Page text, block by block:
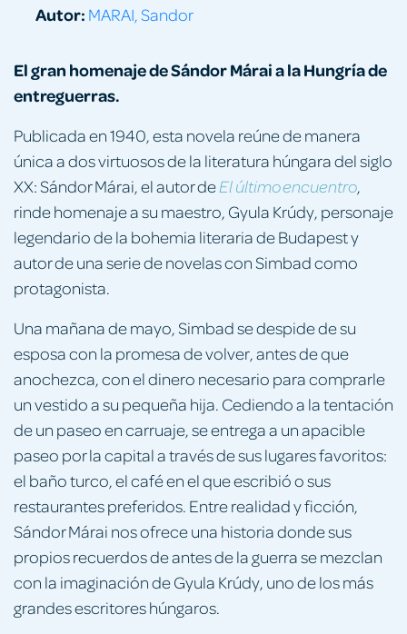
El gran homenaje de Sándor Márai a la Hungría de
entreguerras.
Publicada en 1940, esta novela reúne de manera
única a dos virtuosos de la literatura húngara del siglo
XX: Sándor Márai, el autor deEl último encuentro,
rinde homenaje a su maestro, Gyula Krúdy, personaje
legendario de la bohemia literaria de Budapest y
autor de una serie de novelas con Simbad como
protagonista.
Una mañana de mayo, Simbad se despide de su
esposa con la promesa de volver, antes de que
anochezca, con el dinero necesario para comprarle
un vestido a su pequeña hija. Cediendo a la tentación
de un paseo en carruaje, se entrega a un apacible
paseo por la capital a través de sus lugares favoritos:
el baño turco, el café en el que escribió o sus
restaurantes preferidos. Entre realidad y ficción,
Sándor Márai nos ofrece una historia donde sus
propios recuerdos de antes de la guerra se mezclan
con la imaginación de Gyula Krúdy, uno de los más
grandes escritores húngaros.
Autor: MARAI, Sandor